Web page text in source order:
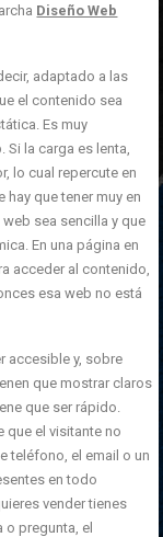
Diseño Web
adaptado a las
el contenido sea
Es muy
la carga es lenta,
lo cual repercute en
que tener muy en
sea sencilla y que
En una página en
acceder al contenido,
esa web no está
accesible y, sobre
que mostrar claros
que ser rápido.
que el visitante no
teléfono, el email o un
en todo
vender tienes
pregunta, el